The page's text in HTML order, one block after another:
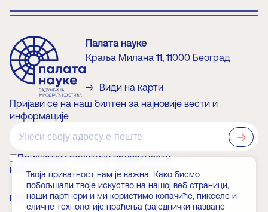
Палата науке
Краља Милана 11, 11000 Београд
Види на карти
Пријави се на наш билтен за најновије вести и
информације
Прихватам политику приватности
КАКО ДО НАС О ЗАДУЖБИНАРУ
РАДНО ВРЕМЕ ВЕСТИ
Твоја приватност нам је важна. Како бисмо
побољшали твоје искуство на нашој веб страници,
наши партнери и ми користимо колачиће, пикселе и
сличне технологије праћења (заједнички назване